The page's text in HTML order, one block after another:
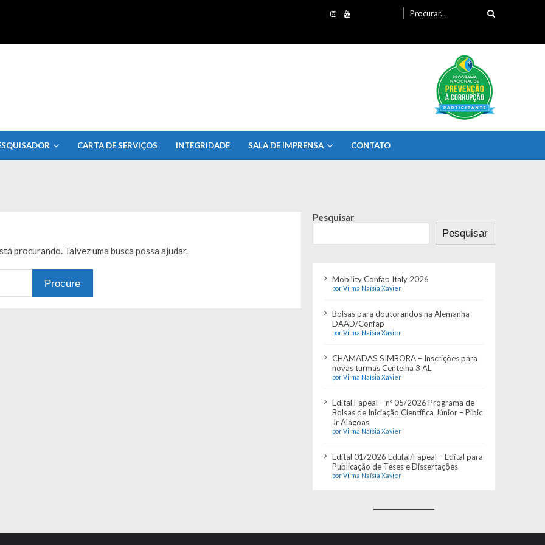
por:
CARTA DE SERVIÇOS INTEGRIDADE SALA DE IMPRENSA CONTATO
procurando. Talvez uma busca possa ajudar.
Pesquisar
Pesquisar
Mobility Confap Italy 2026
por Vilma Naísia Xavier
Bolsas para doutorandos na Alemanha
DAAD/Confap
por Vilma Naísia Xavier
CHAMADAS SIMBORA – Inscrições para
novas turmas Centelha 3 AL
por Vilma Naísia Xavier
Edital Fapeal – nº 05/2026 Programa de
Bolsas de Iniciação Científica Júnior – Pibic
Jr Alagoas
por Vilma Naísia Xavier
Edital 01/2026 Edufal/Fapeal – Edital para
Publicação de Teses e Dissertações
por Vilma Naísia Xavier